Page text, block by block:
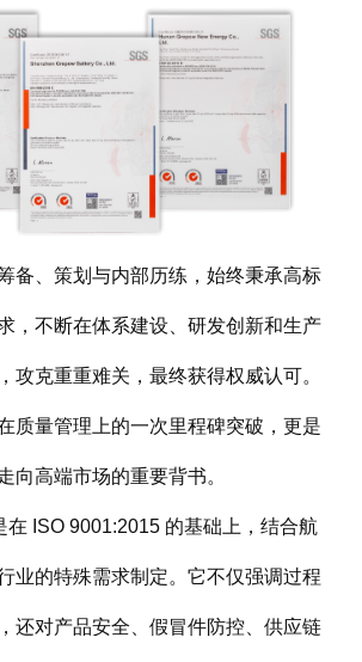
备、策划与内部历练，始终秉承高标
，不断在体系建设、研发创新和生产
攻克重重难关，最终获得权威认可。
质量管理上的一次里程碑突破，更是
向高端市场的重要背书。
在 ISO 9001:2015 的基础上，结合航
业的特殊需求制定。它不仅强调过程
还对产品安全、假冒件防控、供应链